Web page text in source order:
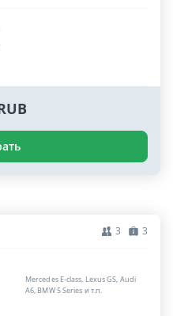
3 3
Mercedes E-class, Lexus GS, Audi
A6, BMW 5 Series и т.п.